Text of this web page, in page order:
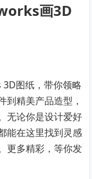
画3D
图纸，带你领略
到精美产品造型，
无论你是设计爱好
能在这里找到灵感
更多精彩，等你发